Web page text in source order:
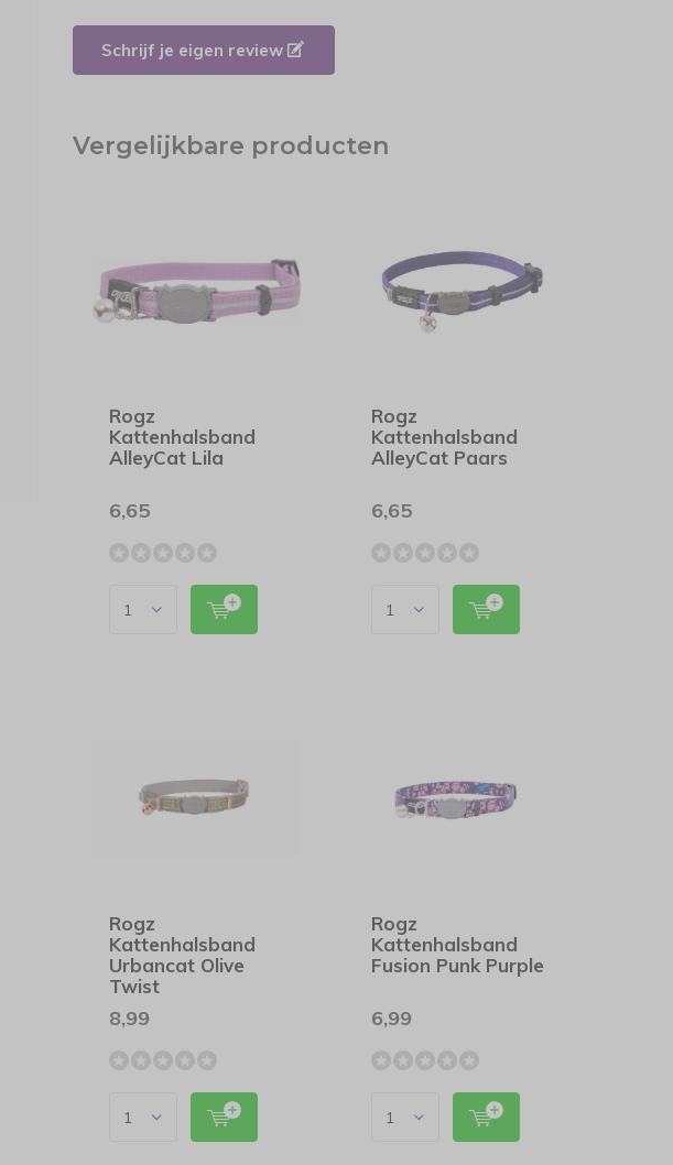
Schrijf je eigen review
Vergelijkbare producten
Rogz
Kattenhalsband
AlleyCat Lila
6,65
Rogz
Kattenhalsband
AlleyCat Paars
6,65
Rogz
Kattenhalsband
Urbancat Olive
Twist
8,99
Rogz
Kattenhalsband
Fusion Punk Purple
6,99